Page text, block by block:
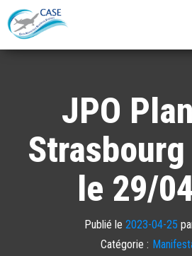
JPO
Strasbourg
le 29/
Publié le 2023-04-25
Catégorie :